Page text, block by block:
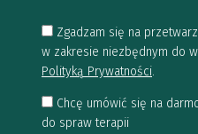
Zgadzam się na
w zakresie niezbędnym do
Polityką Prywatności.
Chcę umówić się na
do spraw terapii